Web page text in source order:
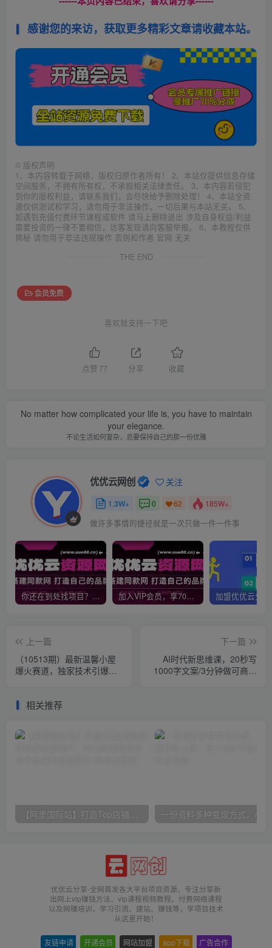
感谢您的来访，获取更多精彩文章请收藏本站。
© 版权声明
1、本内容转载于网络，版权归原作者所有！ 2、本站仅提供信息存储
空间服务，不拥有所有权，不承担相关法律责任。 3、本内容若侵犯
到你的版权利益，请联系我们，会尽快给予删除处理！ 4、本站全资
源仅供测试和学习，请勿用于非法操作，一切后果与本站无关。 5、
如遇到充值付费环节课程或软件 请马上删除退出 涉及自身权益/利益
需要投资的一律不要相信，访客发现请向客服举报。 6、本教程仅供
揭秘 请勿用于非法违规操作 否则和作者 官网 无关
THE END
会员免费
喜欢就支持一下吧
点赞 77 分享 收藏
No matter how complicated your life is, you have to maintain
your elegance.
不论生活如何复杂，总要保持自己的那一份优雅
优优云网创 关注
1.3W+ 0 62 185W+
做许多事情的捷径就是一次只做一件一件事
你还在到处找项目？还在当韭菜？我靠网创资源站一个月收入5万+，曾经我也是个失败者。 加入VIP会员，享70%的推广提成，免费学习多种网上创业课程，菜鸟秒变大神！
上一篇
（10513期）最新温馨小屋
爆火赛道，独家技术引爆流
下一篇
AI时代新思维课，20秒写
1000字文案/3分钟做可商用
相关推荐
【阿里国际站】打造Top店铺&获得优质询盘客户，​95%的国际站讲师不会说的运营技巧
优优云分享-全网首发各大平台项目资源、专注分享新
出网上vip赚钱方法、vip课程视频教程、付费网络课程
以及网赚培训，学习引流、建站、赚钱等，学项目技术
从这里开始！
友链申请 开通会员 网站加盟 app下载 广告合作